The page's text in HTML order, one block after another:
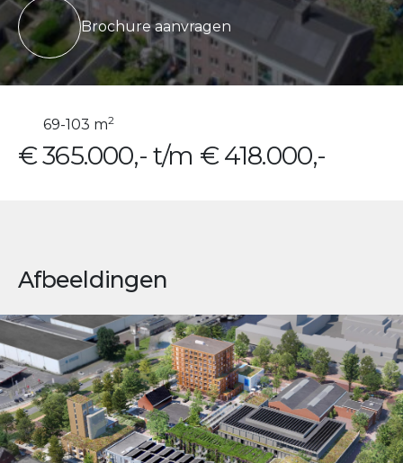
Brochure aanvragen
69-103 m2
€ 365.000,- t/m € 418.000,-
Afbeeldingen